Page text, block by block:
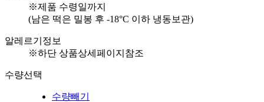
※제품 수령일까지
(남은 떡은 밀봉 후 -18°C 이하 냉동보관)
알레르기정보
※하단 상품상세페이지참조
수량선택
수량빼기